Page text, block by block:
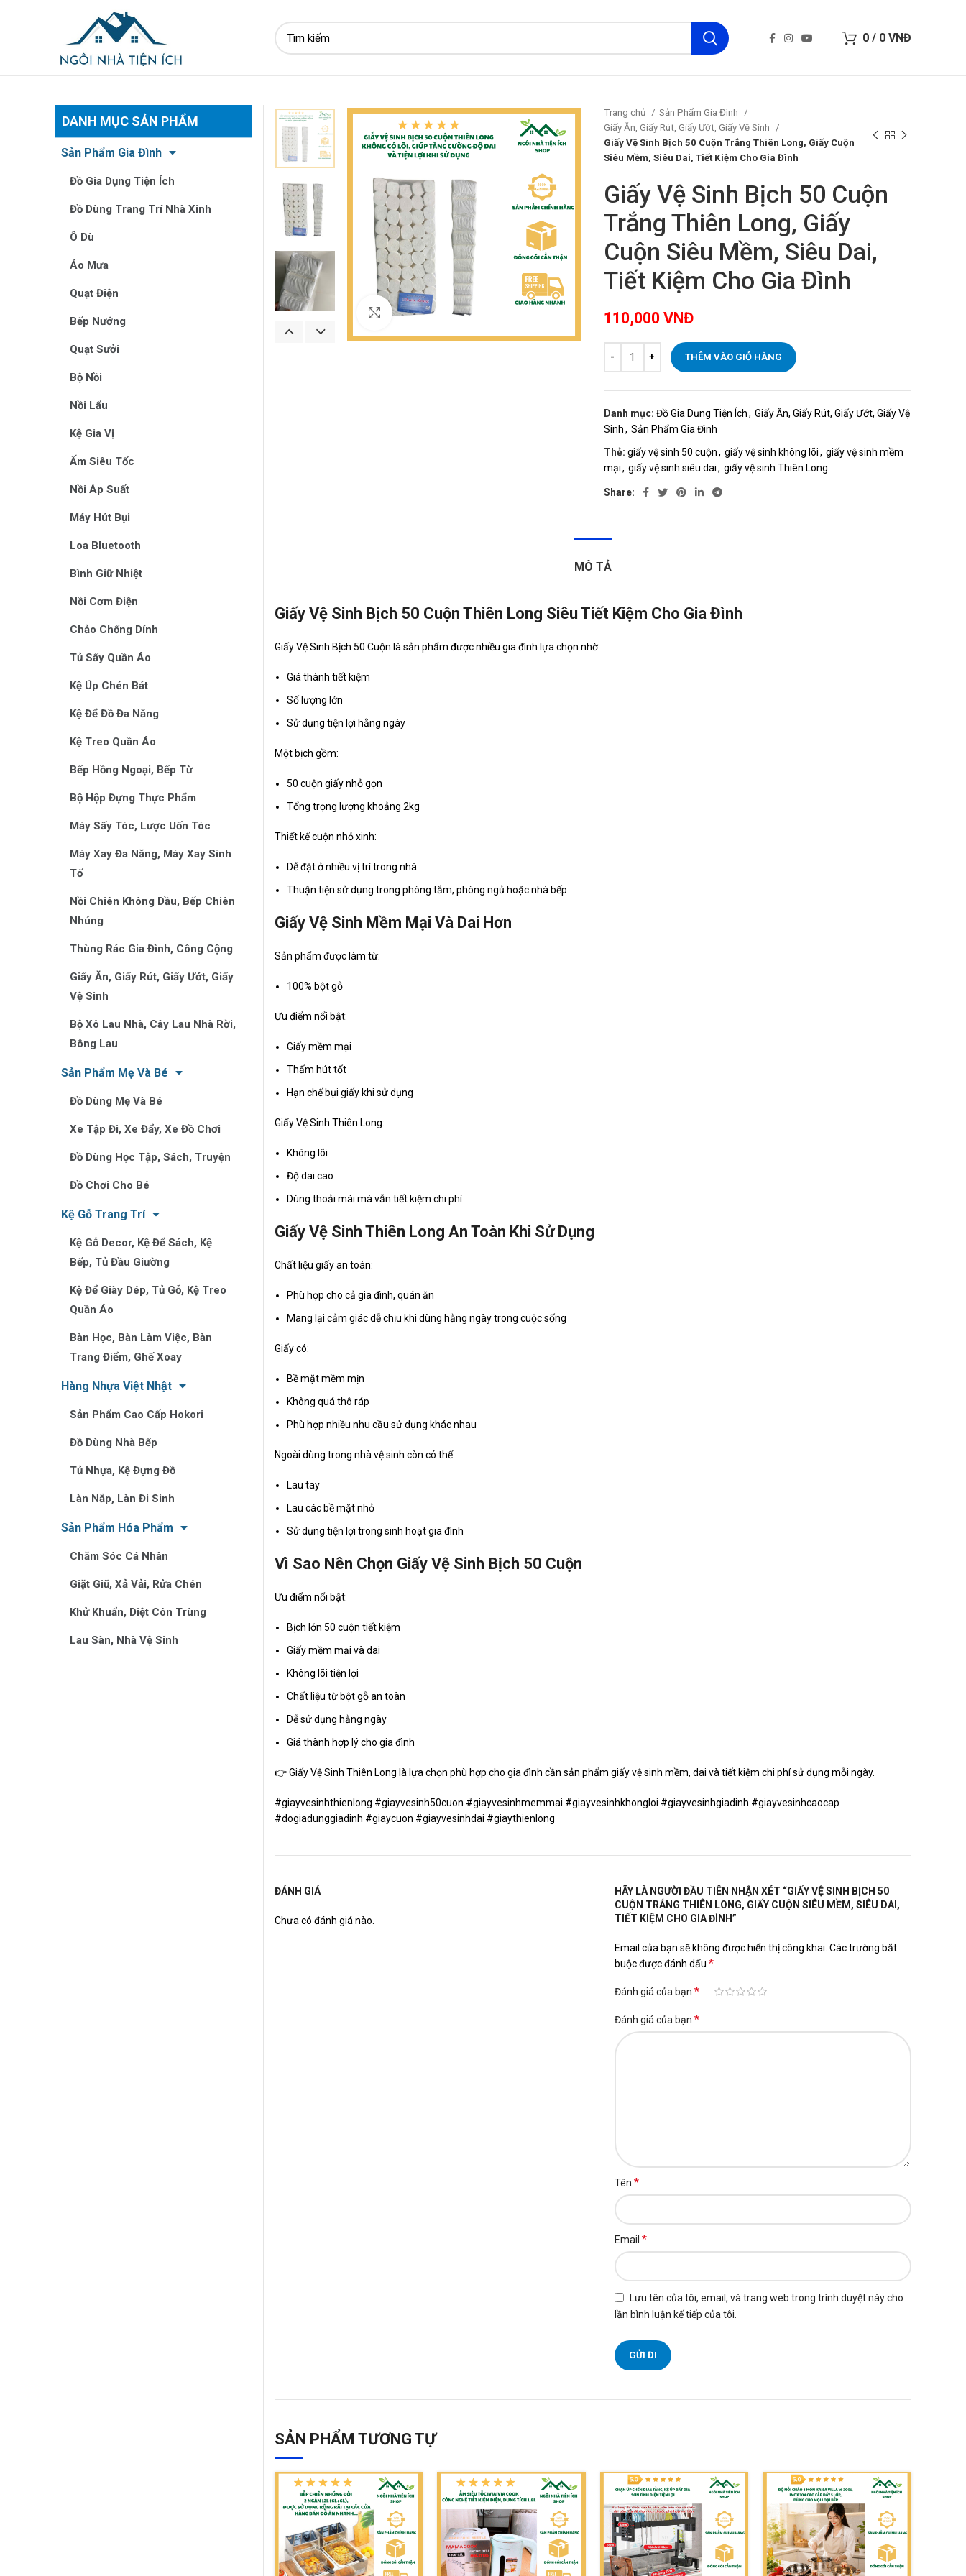
0 / 0 VNĐ
Click to enlarge
Trang chủ
Sản Phẩm Gia Đình
Giấy Ăn, Giấy Rút, Giấy Ướt, Giấy Vệ Sinh
Giấy Vệ Sinh Bịch 50 Cuộn Trắng Thiên Long, Giấy Cuộn
Siêu Mềm, Siêu Dai, Tiết Kiệm Cho Gia Đình
Giấy Vệ Sinh Bịch 50 Cuộn
Trắng Thiên Long, Giấy
Cuộn Siêu Mềm, Siêu Dai,
Tiết Kiệm Cho Gia Đình
110,000 VNĐ
THÊM VÀO GIỎ HÀNG
Danh mục: Đồ Gia Dụng Tiện Ích, Giấy Ăn, Giấy Rút, Giấy Ướt, Giấy Vệ
Sinh, Sản Phẩm Gia Đình
Thẻ: giấy vệ sinh 50 cuộn, giấy vệ sinh không lõi, giấy vệ sinh mềm
mại, giấy vệ sinh siêu dai, giấy vệ sinh Thiên Long
Share:
MÔ TẢ
Giấy Vệ Sinh Bịch 50 Cuộn Thiên Long Siêu Tiết Kiệm Cho Gia Đình
Giấy Vệ Sinh Bịch 50 Cuộn là sản phẩm được nhiều gia đình lựa chọn nhờ:
Giá thành tiết kiệm
Số lượng lớn
Sử dụng tiện lợi hằng ngày
Một bịch gồm:
50 cuộn giấy nhỏ gọn
Tổng trọng lượng khoảng 2kg
Thiết kế cuộn nhỏ xinh:
Dễ đặt ở nhiều vị trí trong nhà
Thuận tiện sử dụng trong phòng tắm, phòng ngủ hoặc nhà bếp
Giấy Vệ Sinh Mềm Mại Và Dai Hơn
Sản phẩm được làm từ:
100% bột gỗ
Ưu điểm nổi bật:
Giấy mềm mại
Thấm hút tốt
Hạn chế bụi giấy khi sử dụng
Giấy Vệ Sinh Thiên Long:
Không lõi
Độ dai cao
Dùng thoải mái mà vẫn tiết kiệm chi phí
Giấy Vệ Sinh Thiên Long An Toàn Khi Sử Dụng
Chất liệu giấy an toàn:
Phù hợp cho cả gia đình, quán ăn
Mang lại cảm giác dễ chịu khi dùng hằng ngày trong cuộc sống
Giấy có:
Bề mặt mềm mịn
Không quá thô ráp
Phù hợp nhiều nhu cầu sử dụng khác nhau
Ngoài dùng trong nhà vệ sinh còn có thể:
Lau tay
Lau các bề mặt nhỏ
Sử dụng tiện lợi trong sinh hoạt gia đình
Vì Sao Nên Chọn Giấy Vệ Sinh Bịch 50 Cuộn
Ưu điểm nổi bật:
Bịch lớn 50 cuộn tiết kiệm
Giấy mềm mại và dai
Không lõi tiện lợi
Chất liệu từ bột gỗ an toàn
Dễ sử dụng hằng ngày
Giá thành hợp lý cho gia đình
👉 Giấy Vệ Sinh Thiên Long là lựa chọn phù hợp cho gia đình cần sản phẩm giấy vệ sinh mềm, dai và tiết kiệm chi phí sử dụng mỗi ngày.
#giayvesinhthienlong #giayvesinh50cuon #giayvesinhmemmai #giayvesinhkhongloi #giayvesinhgiadinh #giayvesinhcaocap
#dogiadunggiadinh #giaycuon #giayvesinhdai #giaythienlong
ĐÁNH GIÁ
Chưa có đánh giá nào.
HÃY LÀ NGƯỜI ĐẦU TIÊN NHẬN XÉT “GIẤY VỆ SINH BỊCH 50
CUỘN TRẮNG THIÊN LONG, GIẤY CUỘN SIÊU MỀM, SIÊU DAI,
TIẾT KIỆM CHO GIA ĐÌNH”
Email của bạn sẽ không được hiển thị công khai. Các trường bắt
buộc được đánh dấu *
Đánh giá của bạn *
Đánh giá của bạn *
Tên *
Email *
Lưu tên của tôi, email, và trang web trong trình duyệt này cho
lần bình luận kế tiếp của tôi.
SẢN PHẨM TƯƠNG TỰ
DANH MỤC SẢN PHẨM
Sản Phẩm Gia Đình
Đồ Gia Dụng Tiện Ích
Đồ Dùng Trang Trí Nhà Xinh
Ô Dù
Áo Mưa
Quạt Điện
Bếp Nướng
Quạt Sưởi
Bộ Nồi
Nồi Lẩu
Kệ Gia Vị
Ấm Siêu Tốc
Nồi Áp Suất
Máy Hút Bụi
Loa Bluetooth
Bình Giữ Nhiệt
Nồi Cơm Điện
Chảo Chống Dính
Tủ Sấy Quần Áo
Kệ Úp Chén Bát
Kệ Để Đồ Đa Năng
Kệ Treo Quần Áo
Bếp Hồng Ngoại, Bếp Từ
Bộ Hộp Đựng Thực Phẩm
Máy Sấy Tóc, Lược Uốn Tóc
Máy Xay Đa Năng, Máy Xay Sinh
Tố
Nồi Chiên Không Dầu, Bếp Chiên
Nhúng
Thùng Rác Gia Đình, Công Cộng
Giấy Ăn, Giấy Rút, Giấy Ướt, Giấy
Vệ Sinh
Bộ Xô Lau Nhà, Cây Lau Nhà Rời,
Bông Lau
Sản Phẩm Mẹ Và Bé
Đồ Dùng Mẹ Và Bé
Xe Tập Đi, Xe Đẩy, Xe Đồ Chơi
Đồ Dùng Học Tập, Sách, Truyện
Đồ Chơi Cho Bé
Kệ Gỗ Trang Trí
Kệ Gỗ Decor, Kệ Để Sách, Kệ
Bếp, Tủ Đầu Giường
Kệ Để Giày Dép, Tủ Gỗ, Kệ Treo
Quần Áo
Bàn Học, Bàn Làm Việc, Bàn
Trang Điểm, Ghế Xoay
Hàng Nhựa Việt Nhật
Sản Phẩm Cao Cấp Hokori
Đồ Dùng Nhà Bếp
Tủ Nhựa, Kệ Đựng Đồ
Làn Nắp, Làn Đi Sinh
Sản Phẩm Hóa Phẩm
Chăm Sóc Cá Nhân
Giặt Giũ, Xả Vải, Rửa Chén
Khử Khuẩn, Diệt Côn Trùng
Lau Sàn, Nhà Vệ Sinh